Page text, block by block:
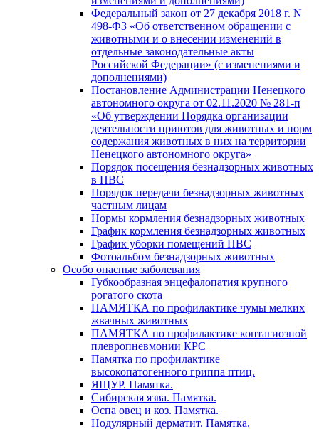
Федеральный закон от 27 декабря 2018 г. N
498-ФЗ «Об ответственном обращении с
животными и о внесении изменений в
отдельные законодательные акты
Российской Федерации» (с изменениями и
дополнениями)
Постановление Администрации Ненецкого
автономного округа от 02.11.2020 № 281-п
«Об утверждении Порядка организации
деятельности приютов для животных и норм
содержания животных в них на территории
Ненецкого автономного округа»
Порядок посещения безнадзорных животных
в ПВС
Порядок передачи безнадзорных животных
частным лицам
Нормы кормления безнадзорных животных
График кормления безнадзорных животных
График уборки помещений ПВС
Фотоальбом безнадзорных животных
Особо опасные заболевания
Губкообразная энцефалопатия крупного
рогатого скота
ПАМЯТКА по профилактике чумы мелких
жвачных животных
ПАМЯТКА по профилактике контагиозной
плевропневмонии КРС
Памятка по профилактике
высокопатогенного гриппа птиц.
ЯЩУР. Памятка.
Сибирская язва. Памятка.
Оспа овец и коз. Памятка.
Нодулярный дерматит. Памятка.